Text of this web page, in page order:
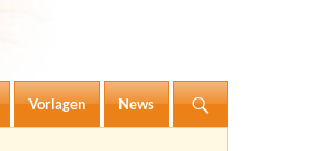
Vorlagen News